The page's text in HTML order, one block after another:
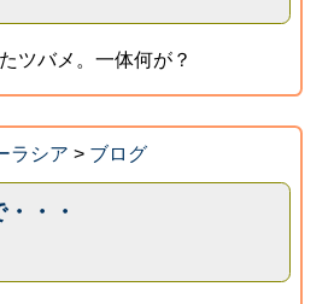
ツバメ。一体何が？
ラシア > ブログ
・・